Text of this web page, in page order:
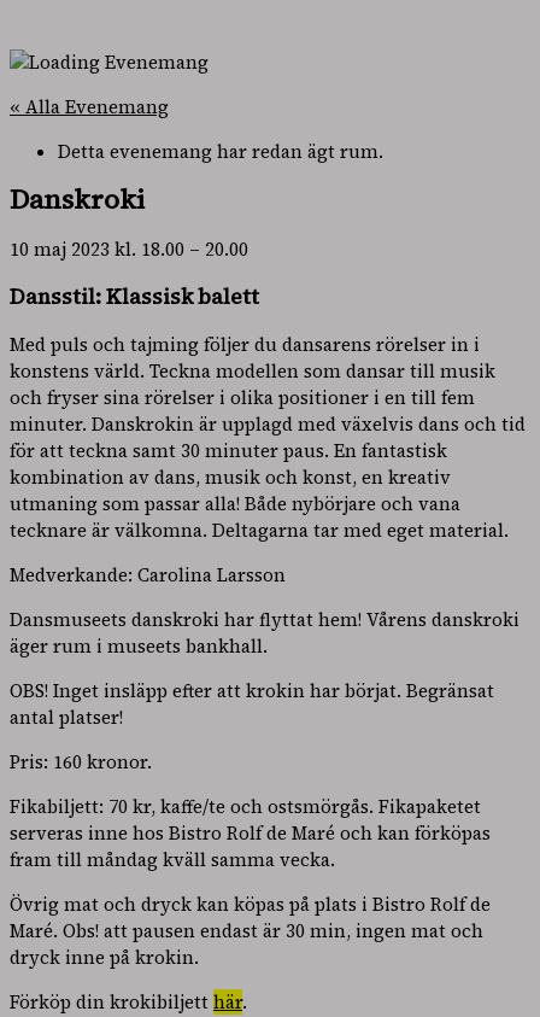
« Alla Evenemang
Detta evenemang har redan ägt rum.
Danskroki
10 maj 2023 kl. 18.00 – 20.00
Dansstil: Klassisk balett
Med puls och tajming följer du dansarens rörelser in i
konstens värld. Teckna modellen som dansar till musik
och fryser sina rörelser i olika positioner i en till fem
minuter. Danskrokin är upplagd med växelvis dans och tid
för att teckna samt 30 minuter paus. En fantastisk
kombination av dans, musik och konst, en kreativ
utmaning som passar alla! Både nybörjare och vana
tecknare är välkomna. Deltagarna tar med eget material.
Medverkande: Carolina Larsson
Dansmuseets danskroki har flyttat hem! Vårens danskroki
äger rum i museets bankhall.
OBS! Inget insläpp efter att krokin har börjat. Begränsat
antal platser!
Pris: 160 kronor.
Fikabiljett: 70 kr, kaffe/te och ostsmörgås. Fikapaketet
serveras inne hos Bistro Rolf de Maré och kan förköpas
fram till måndag kväll samma vecka.
Övrig mat och dryck kan köpas på plats i Bistro Rolf de
Maré. Obs! att pausen endast är 30 min, ingen mat och
dryck inne på krokin.
Förköp din krokibiljetthär.